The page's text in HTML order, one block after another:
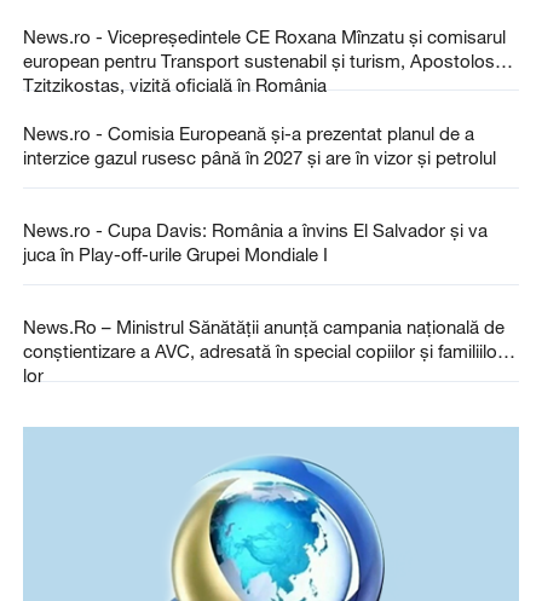
News.ro - Vicepreşedintele CE Roxana Mînzatu şi comisarul
european pentru Transport sustenabil şi turism, Apostolos
Tzitzikostas, vizită oficială în România
News.ro - Comisia Europeană şi-a prezentat planul de a
interzice gazul rusesc până în 2027 şi are în vizor şi petrolul
News.ro - Cupa Davis: România a învins El Salvador şi va
juca în Play-off-urile Grupei Mondiale I
News.Ro – Ministrul Sănătăţii anunţă campania naţională de
conştientizare a AVC, adresată în special copiilor şi familiilor
lor